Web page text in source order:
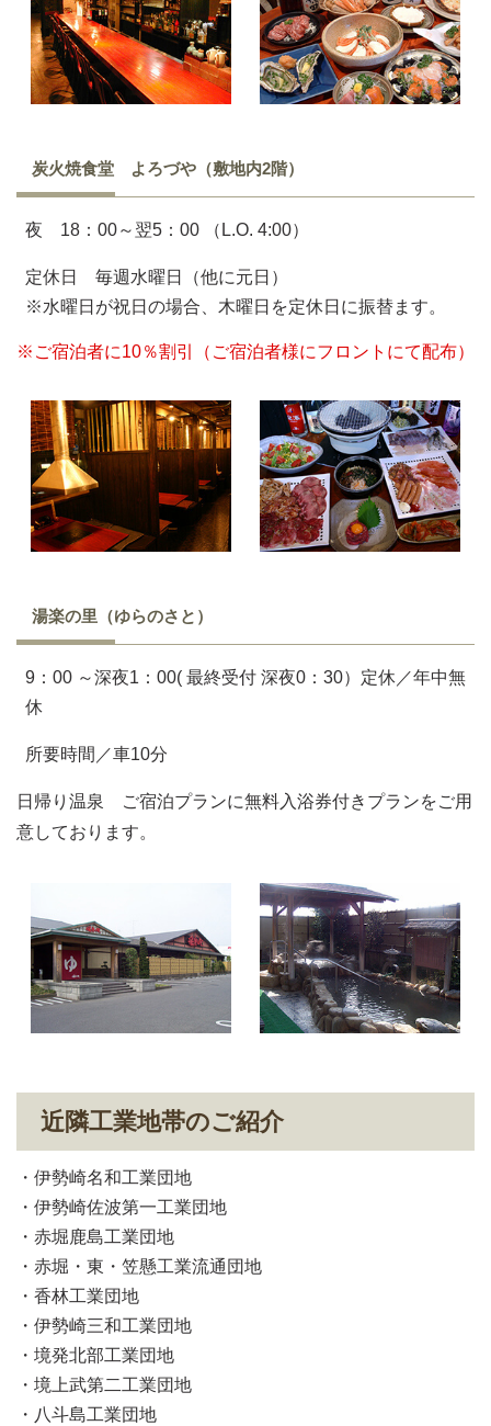
炭火焼食堂 よろづや（敷地内2階）
夜 18：00～翌5：00 （L.O. 4:00）
定休日 毎週水曜日（他に元日）
※水曜日が祝日の場合、木曜日を定休日に振替ます。
※ご宿泊者に10％割引（ご宿泊者様にフロントにて配布）
湯楽の里（ゆらのさと）
9：00 ～深夜1：00( 最終受付 深夜0：30）定休／年中無
休
所要時間／車10分
日帰り温泉 ご宿泊プランに無料入浴券付きプランをご用
意しております。
近隣工業地帯のご紹介
伊勢崎名和工業団地
伊勢崎佐波第一工業団地
赤堀鹿島工業団地
赤堀・東・笠懸工業流通団地
香林工業団地
伊勢崎三和工業団地
境発北部工業団地
境上武第二工業団地
八斗島工業団地